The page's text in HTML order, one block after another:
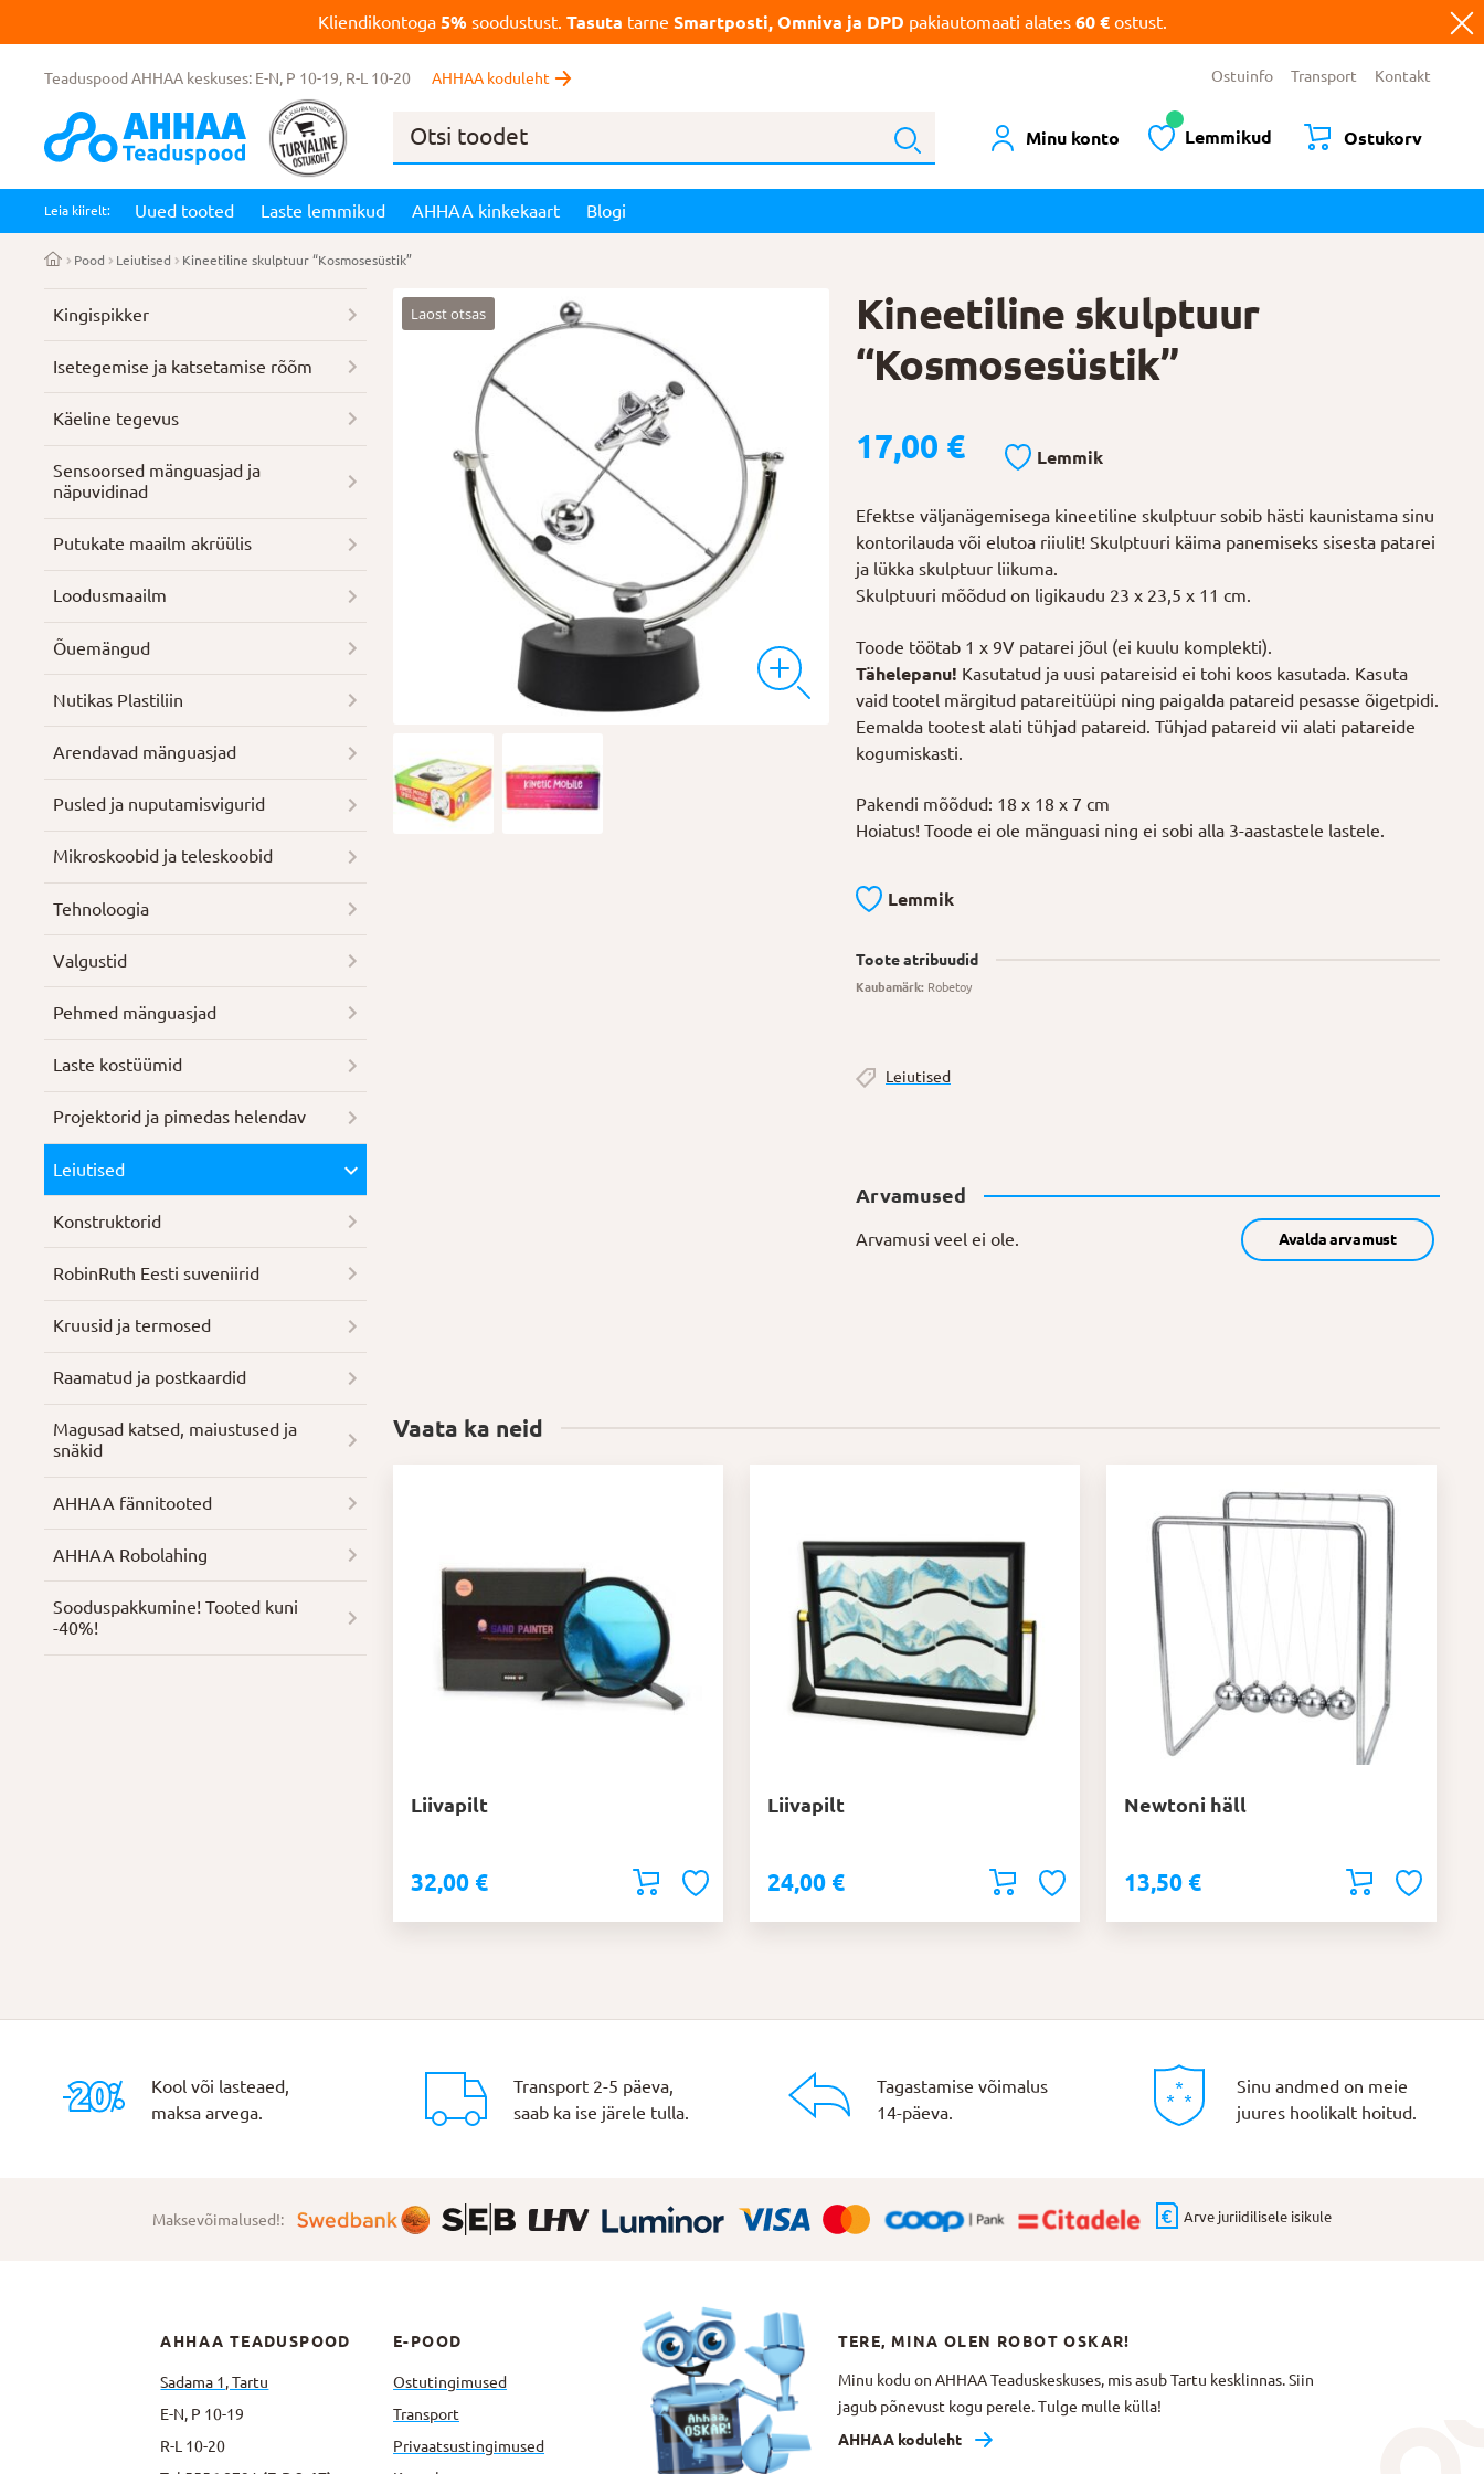
Kliendikontoga5% soodustust. Tasuta tarne Smartposti, Omniva ja DPD pakiautomaati alates 60 € ostust.
Teaduspood AHHAA keskuses: E-N, P 10-19, R-L 10-20 AHHAA koduleht Ostuinfo Transport Kontakt
Products
Minu konto Lemmikud Ostukorv
Leia kiirelt: Uued tooted Laste lemmikud AHHAA kinkekaart Blogi
Pood Leiutised Kineetiline skulptuur “Kosmosesüstik”
Laost otsas
Kineetiline skulptuur
“Kosmosesüstik”
17,00 € Lemmik
Efektse väljanägemisega kineetiline skulptuur sobib hästi kaunistama sinu
kontorilauda või elutoa riiulit! Skulptuuri käima panemiseks sisesta patarei
ja lükka skulptuur liikuma.
Skulptuuri mõõdud on ligikaudu 23 x 23,5 x 11 cm.
Toode töötab 1 x 9V patarei jõul (ei kuulu komplekti).
Tähelepanu! Kasutatud ja uusi patareisid ei tohi koos kasutada. Kasuta
vaid tootel märgitud patareitüüpi ning paigalda patareid pesasse õigetpidi.
Eemalda tootest alati tühjad patareid. Tühjad patareid vii alati patareide
kogumiskasti.
Pakendi mõõdud: 18 x 18 x 7 cm
Hoiatus! Toode ei ole mänguasi ning ei sobi alla 3-aastastele lastele.
Lemmik
Toote atribuudid
Kaubamärk:Robetoy
Leiutised
Arvamused
Arvamusi veel ei ole. Avalda arvamust
Vaata ka neid
Liivapilt
32,00 €
Liivapilt
24,00 €
Newtoni häll
13,50 €
Kingispikker
Isetegemise ja katsetamise rõõm
Käeline tegevus
Sensoorsed mänguasjad ja
näpuvidinad
Putukate maailm akrüülis
Loodusmaailm
Õuemängud
Nutikas Plastiliin
Arendavad mänguasjad
Pusled ja nuputamisvigurid
Mikroskoobid ja teleskoobid
Tehnoloogia
Valgustid
Pehmed mänguasjad
Laste kostüümid
Projektorid ja pimedas helendav
Leiutised
Konstruktorid
RobinRuth Eesti suveniirid
Kruusid ja termosed
Raamatud ja postkaardid
Magusad katsed, maiustused ja
snäkid
AHHAA fännitooted
AHHAA Robolahing
Soodus­pakkumine! Tooted kuni
-40%!
Kool või lasteaed,
maksa arvega.
Transport 2-5 päeva,
saab ka ise järele tulla.
Tagastamise võimalus
14-päeva.
Sinu andmed on meie
juures hoolikalt hoitud.
Maksevõimalused!: Arve juriidilisele isikule
AHHAA TEADUSPOOD
Sadama 1, Tartu
E-N, P 10-19
R-L 10-20
E-POOD
Ostutingimused
Transport
Privaatsus­tingimused
TERE, MINA OLEN ROBOT OSKAR!
Minu kodu on AHHAA Teaduskeskuses, mis asub Tartu kesklinnas. Siin
jagub põnevust kogu perele. Tulge mulle külla!
AHHAA koduleht